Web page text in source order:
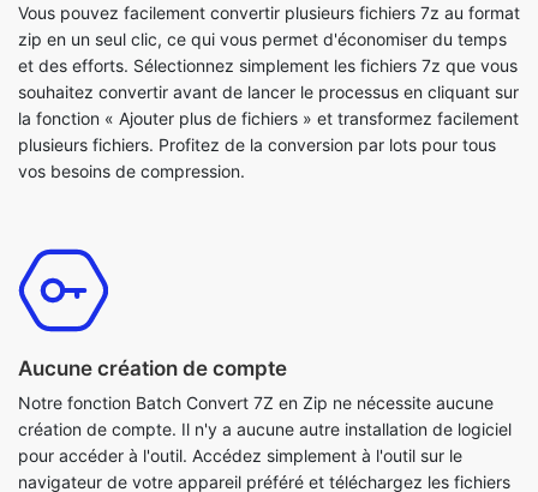
zip en un seul clic, ce qui vous permet d'économiser du temps
et des efforts. Sélectionnez simplement les fichiers 7z que vous
souhaitez convertir avant de lancer le processus en cliquant sur
la fonction « Ajouter plus de fichiers » et transformez facilement
plusieurs fichiers. Profitez de la conversion par lots pour tous
vos besoins de compression.
Notre fonction Batch Convert 7Z en Zip ne nécessite aucune
création de compte. Il n'y a aucune autre installation de logiciel
pour accéder à l'outil. Accédez simplement à l'outil sur le
navigateur de votre appareil préféré et téléchargez les fichiers
7z pour les convertir en fichiers zip.